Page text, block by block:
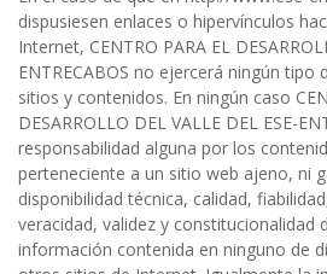
dispusiesen enlaces o hipervínculos
Internet, CENTRO PARA EL
ENTRECABOS no ejercerá ningún
sitios y contenidos. En ningún caso
DESARROLLO DEL VALLE DEL ESE-
responsabilidad alguna por los
perteneciente a un sitio web ajeno, ni
disponibilidad técnica, calidad,
veracidad, validez y constitucionalidad
información contenida en ninguno de